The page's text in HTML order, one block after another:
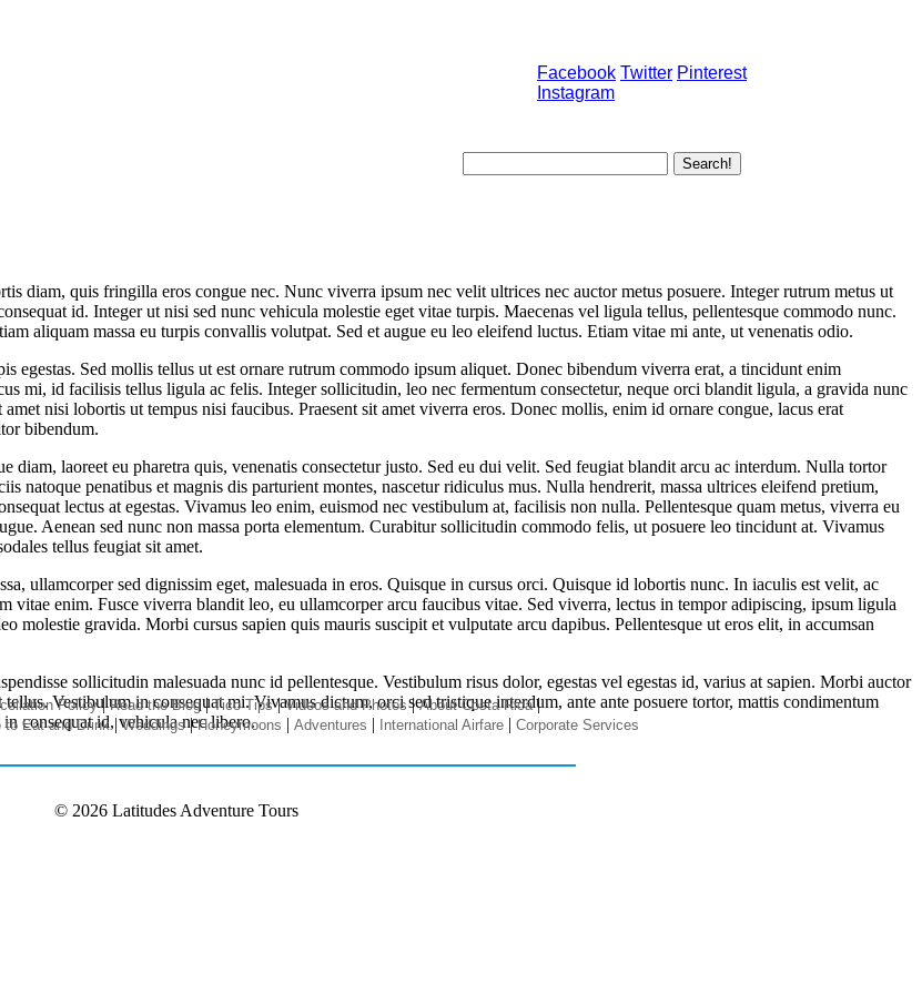
Facebook Twitter Pinterest
Instagram
diam, quis fringilla eros congue nec. Nunc viverra ipsum nec velit ultrices nec auctor metus posuere. Integer rutrum metus ut
id. Integer ut nisi sed nunc vehicula molestie eget vitae turpis. Maecenas vel ligula tellus, pellentesque commodo nunc.
aliquam massa eu turpis convallis volutpat. Sed et augue eu leo eleifend luctus. Etiam vitae mi ante, ut venenatis odio.
egestas. Sed mollis tellus ut est ornare rutrum commodo ipsum aliquet. Donec bibendum viverra erat, a tincidunt enim
mi, id facilisis tellus ligula ac felis. Integer sollicitudin, leo nec fermentum consectetur, neque orci blandit ligula, a gravida nunc
nisi lobortis ut tempus nisi faucibus. Praesent sit amet viverra eros. Donec mollis, enim id ornare congue, lacus erat
bibendum.
laoreet eu pharetra quis, venenatis consectetur justo. Sed eu dui velit. Sed feugiat blandit arcu ac interdum. Nulla tortor
natoque penatibus et magnis dis parturient montes, nascetur ridiculus mus. Nulla hendrerit, massa ultrices eleifend pretium,
lectus at egestas. Vivamus leo enim, euismod nec vestibulum at, facilisis non nulla. Pellentesque quam metus, viverra eu
Aenean sed nunc non massa porta elementum. Curabitur sollicitudin commodo felis, ut posuere leo tincidunt at. Vivamus
tellus feugiat sit amet.
ullamcorper sed dignissim eget, malesuada in eros. Quisque in cursus orci. Quisque id lobortis nunc. In iaculis est velit, ac
vitae enim. Fusce viverra blandit leo, eu ullamcorper arcu faucibus vitae. Sed viverra, lectus in tempor adipiscing, ipsum ligula
gravida. Morbi cursus sapien quis mauris suscipit et vulputate arcu dapibus. Pellentesque ut eros elit, in accumsan
sollicitudin malesuada nunc id pellentesque. Vestibulum risus dolor, egestas vel egestas id, varius at sapien. Morbi auctor
Vestibulum in consequat mi. Vivamus dictum, orci sed tristique interdum, ante ante posuere tortor, mattis condimentum
consequat id, vehicula nec libero.
Policy|Read the Blog|Tico Tips|Videos and Photos|About Costa Rica|
to Eat and Drink|Weddings|Honeymoons | Adventures | International Airfare | Corporate Services
© 2026 Latitudes Adventure Tours